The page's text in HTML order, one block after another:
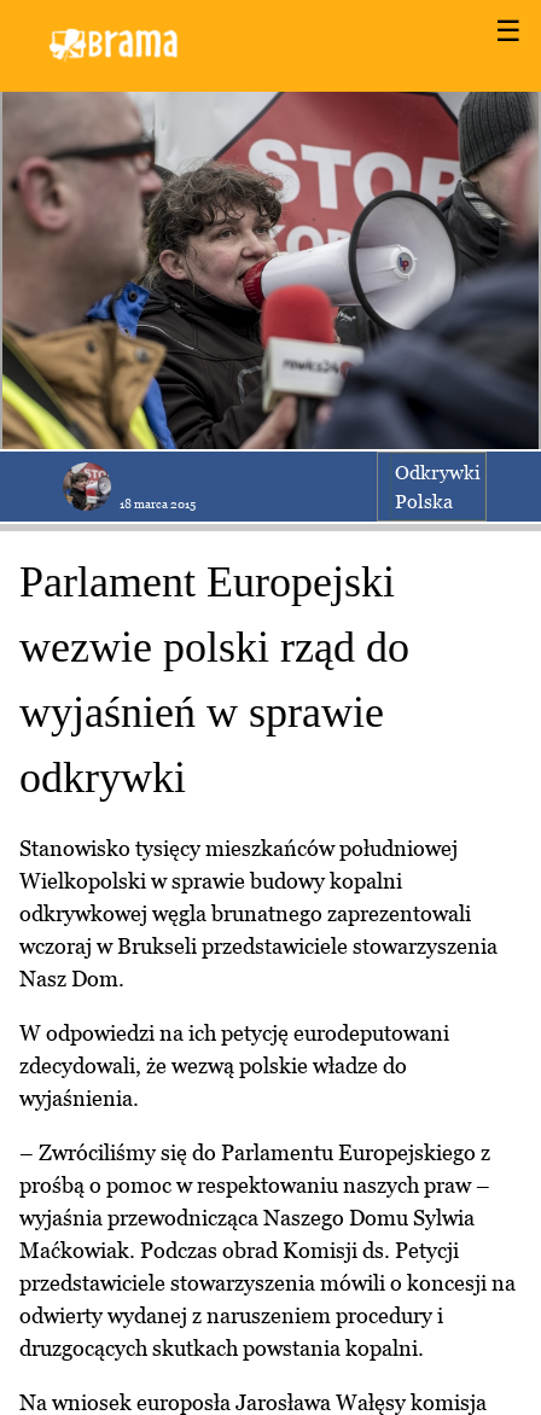
☰
18 marca 2015
Odkrywki
Polska
Parlament Europejski
wezwie polski rząd do
wyjaśnień w sprawie
odkrywki
Stanowisko tysięcy mieszkańców południowej
Wielkopolski w sprawie budowy kopalni
odkrywkowej węgla brunatnego zaprezentowali
wczoraj w Brukseli przedstawiciele stowarzyszenia
Nasz Dom.
W odpowiedzi na ich petycję eurodeputowani
zdecydowali, że wezwą polskie władze do
wyjaśnienia.
– Zwróciliśmy się do Parlamentu Europejskiego z
prośbą o pomoc w respektowaniu naszych praw –
wyjaśnia przewodnicząca Naszego Domu Sylwia
Maćkowiak. Podczas obrad Komisji ds. Petycji
przedstawiciele stowarzyszenia mówili o koncesji na
odwierty wydanej z naruszeniem procedury i
druzgocących skutkach powstania kopalni.
Na wniosek europosła Jarosława Wałęsy komisja